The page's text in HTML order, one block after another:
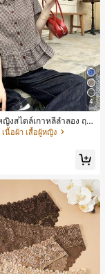
4
ญิงสไตล์เกาหลีลำลอง ฤดู
นใหม่ ชายระบาย ชิคแล
เนื้อผ้า เสื้อผู้หญิง